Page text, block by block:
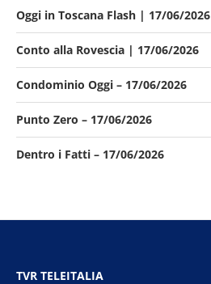
Oggi in Toscana Flash | 17/06/2026
Conto alla Rovescia | 17/06/2026
Condominio Oggi – 17/06/2026
Punto Zero – 17/06/2026
Dentro i Fatti – 17/06/2026
TVR TELEITALIA